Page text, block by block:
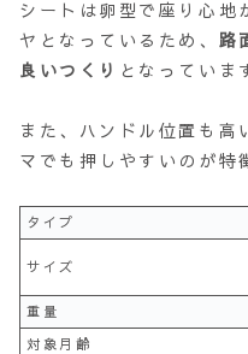
シートは卵型で座り心地
ヤとなっているため、 路
良いつくり となっていま
また、ハンドル位置も高
マでも押しやすいのが特
タイプ
サイズ
重量
対象月齢